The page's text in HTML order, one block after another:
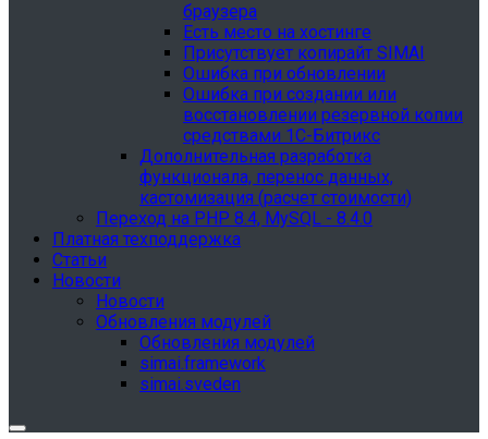
браузера
Есть место на хостинге
Присутствует копирайт SIMAI
Ошибка при обновлении
Ошибка при создании или
восстановлении резервной копии
средствами 1С-Битрикс
Дополнительная разработка
функционала, перенос данных,
кастомизация (расчет стоимости)
Переход на PHP 8.4, MySQL - 8.4.0
Платная техподдержка
Статьи
Новости
Новости
Обновления модулей
Обновления модулей
simai.framework
simai.sveden